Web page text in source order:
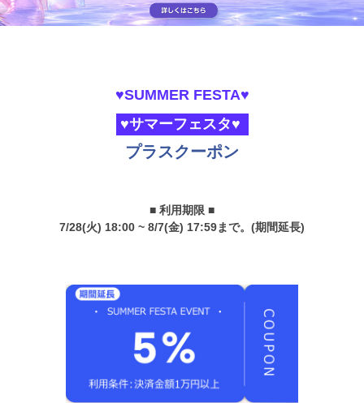
♥SUMMER FESTA♥
♥サマーフェスタ♥
プラスクーポン
■ 利用期限 ■
7/28(火) 18:00 ~ 8/7(金) 17:59まで。(期間延長)